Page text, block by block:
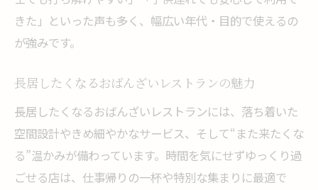
きた」といった声も多く、幅広い年代・目的で使えるの
が強みです。
長居したくなるおばんざいレストランの魅力
長居したくなるおばんざいレストランには、落ち着いた
空間設計やきめ細やかなサービス、そして“また来たくな
る”温かみが備わっています。時間を気にせずゆっくり過
ごせる店は、仕事帰りの一杯や特別な集まりに最適で